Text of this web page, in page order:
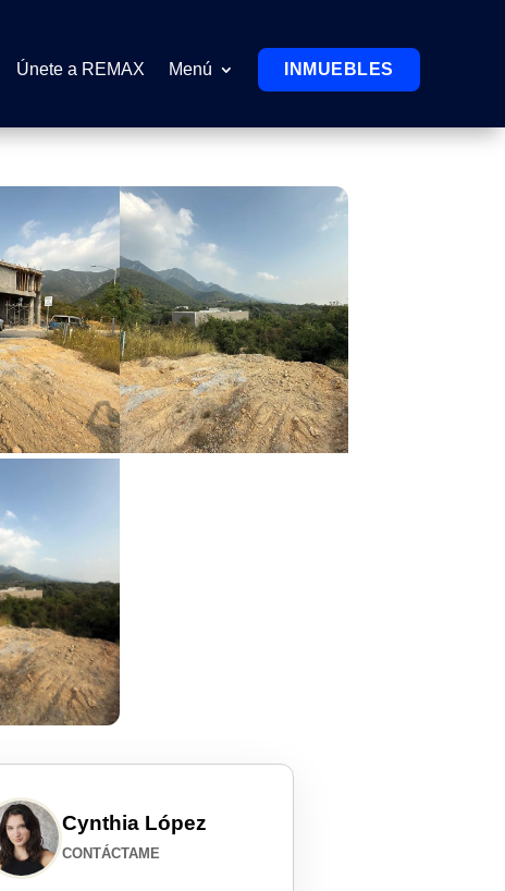
Únete a REMAX Menú INMUEBLES
Cynthia López
CONTÁCTAME